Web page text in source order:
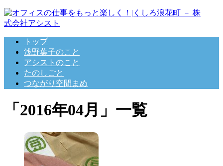
トップ
浅野葉子のこと
アシストのこと
たのしごと
つながり空間まめ
「 2016年04月 」 一覧